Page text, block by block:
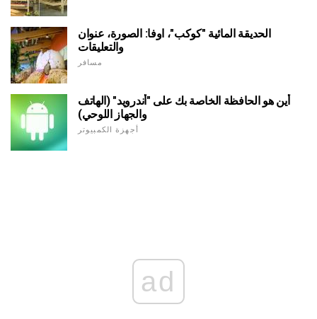
الحديقة المائية "كوكب"، اوفا: الصورة، عنوان
والتعليقات
مسافر
أين هو الحافظة الخاصة بك على "أندرويد" (الهاتف
والجهاز اللوحي)
أجهزة الكمبيوتر
ad